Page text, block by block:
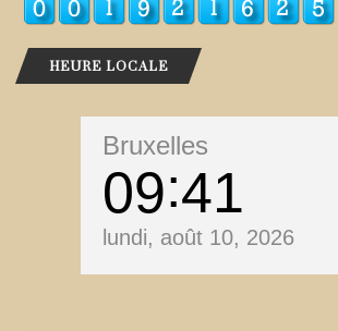
HEURE LOCALE
Bruxelles
09 41
lundi, août 10, 2026